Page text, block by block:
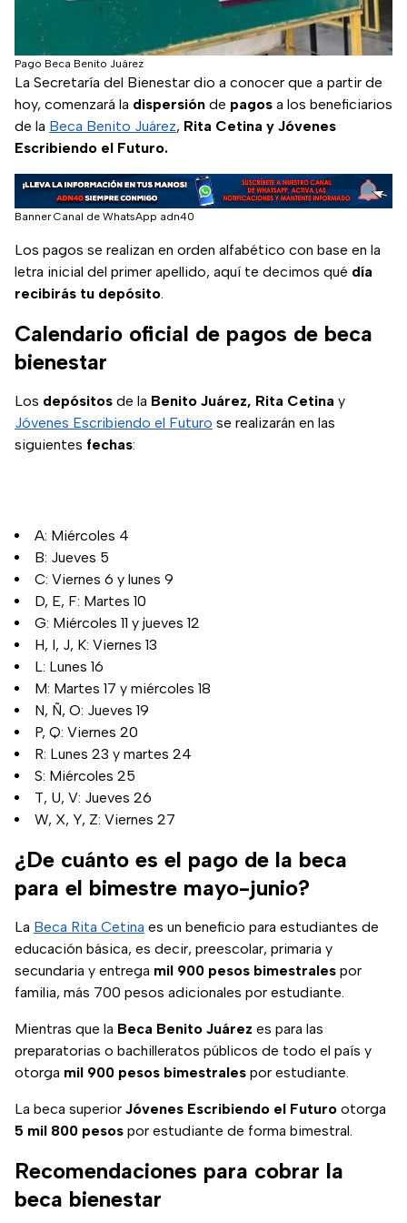
Pago Beca Benito Juárez
La Secretaría del Bienestar dio a conocer que a partir de
hoy, comenzará la dispersión de pagos a los beneficiarios
de la Beca Benito Juárez, Rita Cetina y Jóvenes
Escribiendo el Futuro.
Banner Canal de WhatsApp adn40
Los pagos se realizan en orden alfabético con base en la
letra inicial del primer apellido, aquí te decimos qué día
recibirás tu depósito.
Calendario oficial de pagos de beca
bienestar
Los depósitos de la Benito Juárez, Rita Cetina y
Jóvenes Escribiendo el Futuro se realizarán en las
siguientes fechas:
A: Miércoles 4
B: Jueves 5
C: Viernes 6 y lunes 9
D, E, F: Martes 10
G: Miércoles 11 y jueves 12
H, I, J, K: Viernes 13
L: Lunes 16
M: Martes 17 y miércoles 18
N, Ñ, O: Jueves 19
P, Q: Viernes 20
R: Lunes 23 y martes 24
S: Miércoles 25
T, U, V: Jueves 26
W, X, Y, Z: Viernes 27
¿De cuánto es el pago de la beca
para el bimestre mayo-junio?
La Beca Rita Cetina es un beneficio para estudiantes de
educación básica, es decir, preescolar, primaria y
secundaria y entrega mil 900 pesos bimestrales por
familia, más 700 pesos adicionales por estudiante.
Mientras que la Beca Benito Juárez es para las
preparatorias o bachilleratos públicos de todo el país y
otorga mil 900 pesos bimestrales por estudiante.
La beca superior Jóvenes Escribiendo el Futuro otorga
5 mil 800 pesos por estudiante de forma bimestral.
Recomendaciones para cobrar la
beca bienestar